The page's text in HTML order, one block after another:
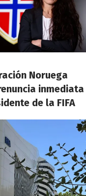
Noruega
inmediata
de la FIFA